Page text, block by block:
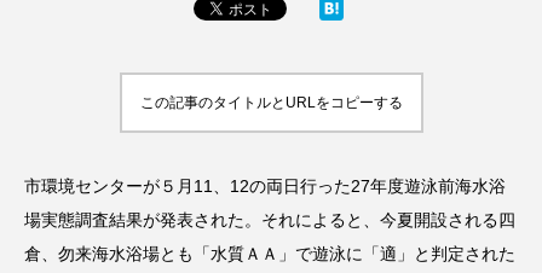
この記事のタイトルとURLをコピーする
市環境センターが５月11、12の両日行った27年度遊泳前海水浴
場実態調査結果が発表された。それによると、今夏開設される四
倉、勿来海水浴場とも「水質ＡＡ」で遊泳に「適」と判定された